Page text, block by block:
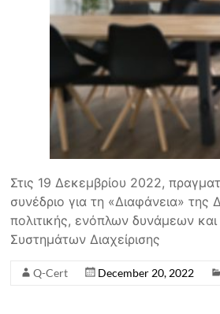
Στις 19 Δεκεμβρίου 2022,
συνέδριο για τη «Διαφάνεια»
πολιτικής, ενόπλων δυνάμεων
Συστημάτων Διαχείρισης
Q-Cert December 20, 2022